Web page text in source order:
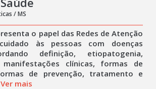
/ MS
o papel das Redes de Atenção
às pessoas com doenças
definição, etiopatogenia,
clínicas, formas de
de prevenção, tratamento e
Ver mais